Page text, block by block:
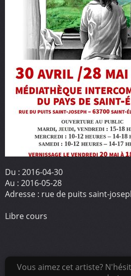
Du : 2016-04-30
Au : 2016-05-28
Adresse : rue de puits saint-
Libre cours
Vous aimez cet artiste?